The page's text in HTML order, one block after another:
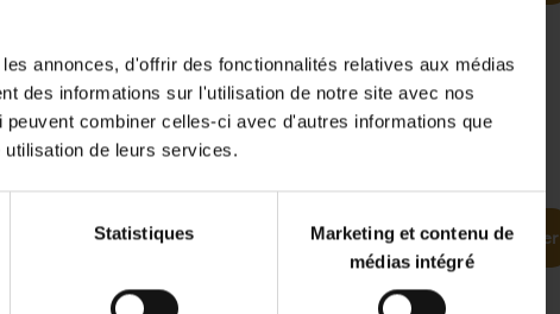
annonces, d'offrir des fonctionnalités relatives aux médias
des informations sur l'utilisation de notre site avec nos
combiner celles-ci avec d'autres informations que
de leurs services.
Statistiques
Marketing et contenu de
médias intégré
Marketing like a PRO
2023 352 Ajouter au panier